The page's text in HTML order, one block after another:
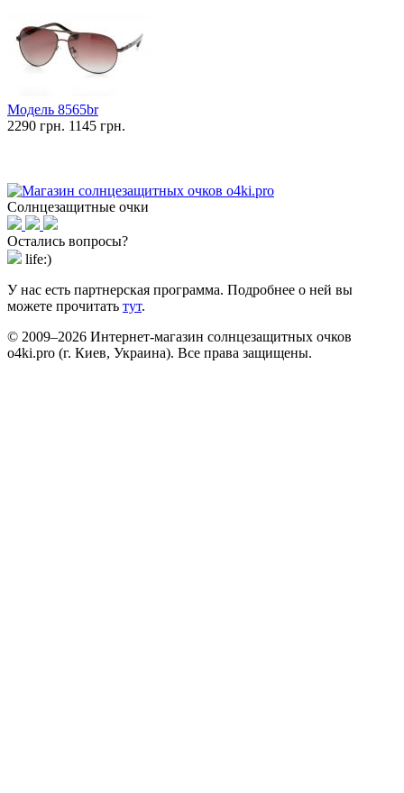
Модель 8565br
2290 грн. 1145 грн.
Солнцезащитные очки
Остались вопросы?
life:)
У нас есть партнерская программа. Подробнее о ней вы
можете прочитать тут.
© 2009–2026 Интернет-магазин солнцезащитных очков
o4ki.pro (г. Киев, Украина). Все права защищены.